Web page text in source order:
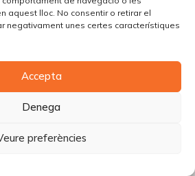
aquest lloc. No consentir o retirar el
negativament unes certes característiques
Accepta
Denega
preferències